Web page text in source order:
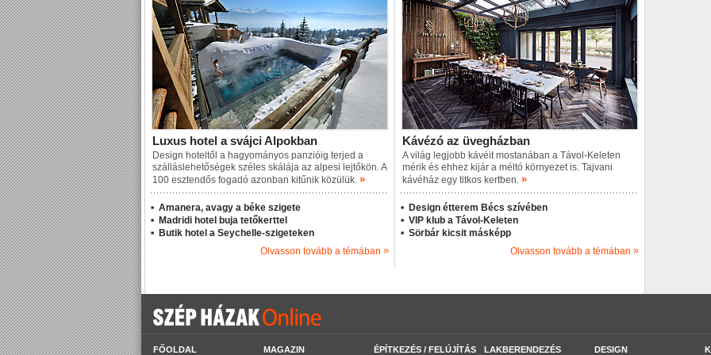
Luxus hotel a svájci Alpokban
Design hoteltől a hagyományos panzióig terjed a
szálláslehetőségek széles skálája az alpesi lejtőkön. A
100 esztendős fogadó azonban kitűnik közülük. »
Amanera, avagy a béke szigete
Madridi hotel buja tetőkerttel
Butik hotel a Seychelle-szigeteken
Olvasson tovább a témában »
Kávézó az üvegházban
A világ legjobb kávéit mostanában a Távol-Keleten
mérik és ehhez kijár a méltó környezet is. Tajvani
kávéház egy titkos kertben. »
Design étterem Bécs szívében
VIP klub a Távol-Keleten
Sörbár kicsit másképp
Olvasson tovább a témában »
FŐOLDAL MAGAZIN ÉPÍTKEZÉS / FELÚJÍTÁS LAKBERENDEZÉS DESIGN